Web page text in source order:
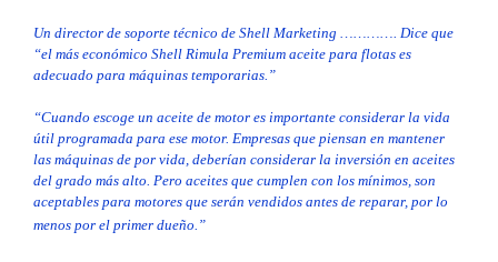
Un director de soporte técnico de Shell Marketing …………. Dice que
“el más económico Shell Rimula Premium aceite para flotas es
adecuado para máquinas temporarias.”
“Cuando escoge un aceite de motor es importante considerar la vida
útil programada para ese motor. Empresas que piensan en mantener
las máquinas de por vida, deberían considerar la inversión en aceites
del grado más alto. Pero aceites que cumplen con los mínimos, son
aceptables para motores que serán vendidos antes de reparar, por lo
menos por el primer dueño.”